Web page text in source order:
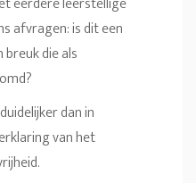
afvragen: is dit een
die als
dan in
van het